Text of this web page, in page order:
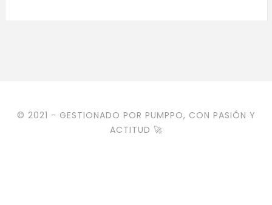
© 2021 - GESTIONADO POR PUMPPO, CON PASIÓN Y
ACTITUD 🚀